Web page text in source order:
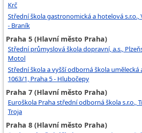
Krč
Střední škola gastronomická a hotelová s.r.o.,
- Braník
Praha 5 (Hlavní město Praha)
Střední průmyslová škola dopravní, a.s.,
Motol
Střední škola a vyšší odborná škola umělecká
1063/1, Praha 5 - Hlubočepy
Praha 7 (Hlavní město Praha)
Euroškola Praha střední odborná škola s.r.o.,
Troja
Praha 8 (Hlavní město Praha)